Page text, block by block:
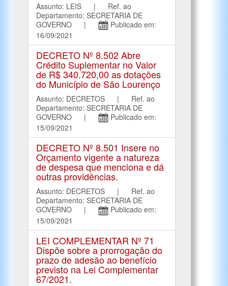
Assunto: LEIS | Ref. ao
Departamento: SECRETARIA DE
GOVERNO |
Publicado em:
16/09/2021
DECRETO Nº 8.502 Abre
Crédito Suplementar no Valor
de R$ 340.720,00 as dotações
do Município de São Lourenço
Assunto: DECRETOS | Ref. ao
Departamento: SECRETARIA DE
GOVERNO |
Publicado em:
15/09/2021
DECRETO Nº 8.501 Insere no
Orçamento vigente a natureza
de despesa que menciona e dá
outras providências.
Assunto: DECRETOS | Ref. ao
Departamento: SECRETARIA DE
GOVERNO |
Publicado em:
15/09/2021
LEI COMPLEMENTAR Nº 71
Dispõe sobre a prorrogação do
prazo de adesão ao benefício
previsto na Lei Complementar
67/2021.